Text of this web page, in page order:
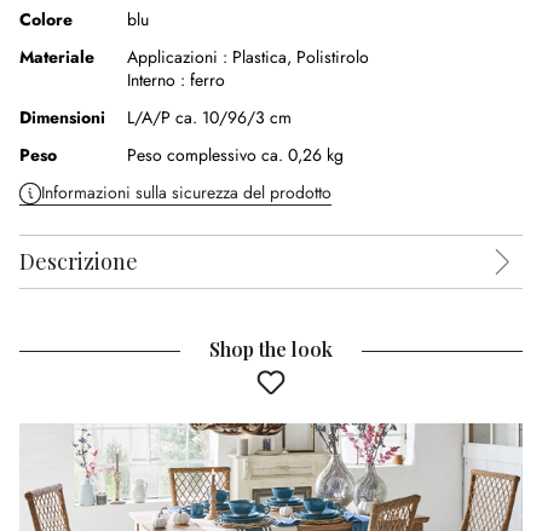
Colore
blu
Materiale
Applicazioni : Plastica, Polistirolo
Interno : ferro
Dimensioni
L/A/P ca. 10/96/3 cm
Peso
Peso complessivo ca. 0,26 kg
Informazioni sulla sicurezza del prodotto
Descrizione
Shop the look